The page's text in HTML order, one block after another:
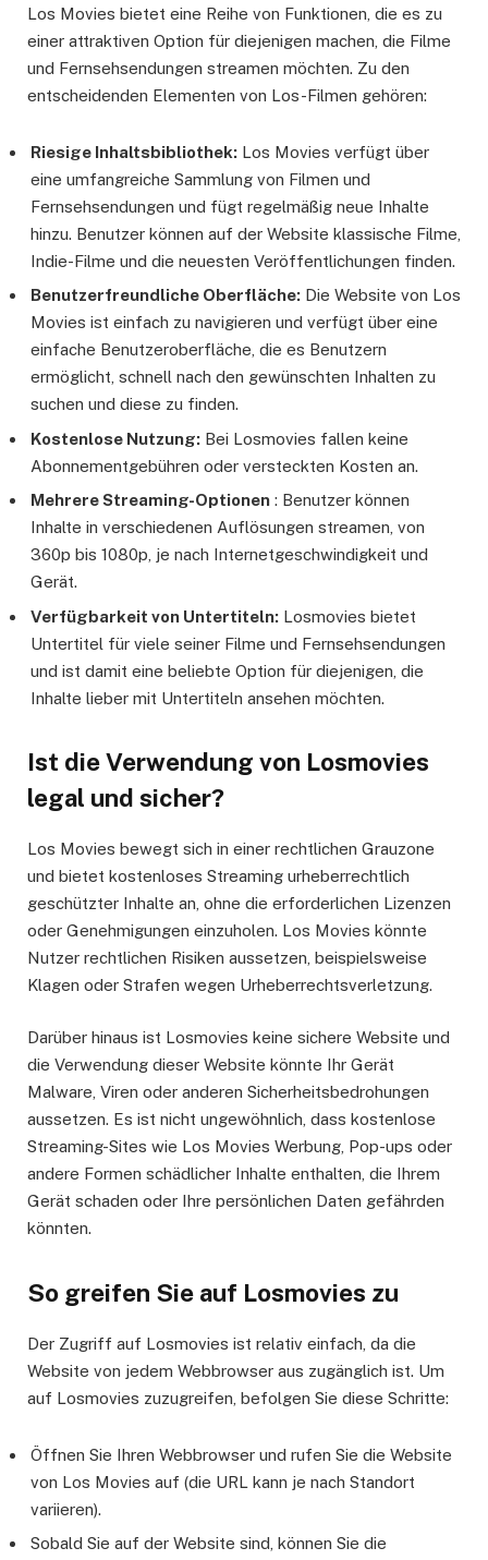
Los Movies bietet eine Reihe von Funktionen, die es zu
einer attraktiven Option für diejenigen machen, die Filme
und Fernsehsendungen streamen möchten. Zu den
entscheidenden Elementen von Los-Filmen gehören:
Riesige Inhaltsbibliothek: Los Movies verfügt über
eine umfangreiche Sammlung von Filmen und
Fernsehsendungen und fügt regelmäßig neue Inhalte
hinzu. Benutzer können auf der Website klassische Filme,
Indie-Filme und die neuesten Veröffentlichungen finden.
Benutzerfreundliche Oberfläche: Die Website von Los
Movies ist einfach zu navigieren und verfügt über eine
einfache Benutzeroberfläche, die es Benutzern
ermöglicht, schnell nach den gewünschten Inhalten zu
suchen und diese zu finden.
Kostenlose Nutzung: Bei Losmovies fallen keine
Abonnementgebühren oder versteckten Kosten an.
Mehrere Streaming-Optionen : Benutzer können
Inhalte in verschiedenen Auflösungen streamen, von
360p bis 1080p, je nach Internetgeschwindigkeit und
Gerät.
Verfügbarkeit von Untertiteln: Losmovies bietet
Untertitel für viele seiner Filme und Fernsehsendungen
und ist damit eine beliebte Option für diejenigen, die
Inhalte lieber mit Untertiteln ansehen möchten.
Ist die Verwendung von Losmovies
legal und sicher?
Los Movies bewegt sich in einer rechtlichen Grauzone
und bietet kostenloses Streaming urheberrechtlich
geschützter Inhalte an, ohne die erforderlichen Lizenzen
oder Genehmigungen einzuholen. Los Movies könnte
Nutzer rechtlichen Risiken aussetzen, beispielsweise
Klagen oder Strafen wegen Urheberrechtsverletzung.
Darüber hinaus ist Losmovies keine sichere Website und
die Verwendung dieser Website könnte Ihr Gerät
Malware, Viren oder anderen Sicherheitsbedrohungen
aussetzen. Es ist nicht ungewöhnlich, dass kostenlose
Streaming-Sites wie Los Movies Werbung, Pop-ups oder
andere Formen schädlicher Inhalte enthalten, die Ihrem
Gerät schaden oder Ihre persönlichen Daten gefährden
könnten.
So greifen Sie auf Losmovies zu
Der Zugriff auf Losmovies ist relativ einfach, da die
Website von jedem Webbrowser aus zugänglich ist. Um
auf Losmovies zuzugreifen, befolgen Sie diese Schritte:
Öffnen Sie Ihren Webbrowser und rufen Sie die Website
von Los Movies auf (die URL kann je nach Standort
variieren).
Sobald Sie auf der Website sind, können Sie die